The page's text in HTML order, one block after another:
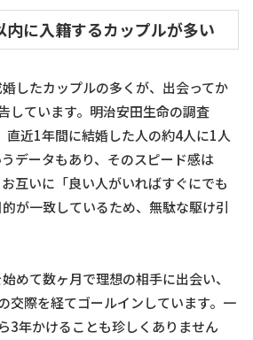
内に入籍するカップルが多い
したカップルの多くが、出会ってか
しています。明治安田生命の調査
直近1年間に結婚した人の約4人に1人
データもあり、そのスピード感は
互いに「良い人がいればすぐにでも
が一致しているため、無駄な駆け引
めて数ヶ月で理想の相手に出会い、
交際を経てゴールインしています。一
3年かけることも珍しくありません